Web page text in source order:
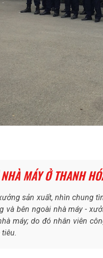
MÁY Ở THANH
sản xuất, nhìn chung
và bên ngoài nhà máy -
máy; do đó nhân viên